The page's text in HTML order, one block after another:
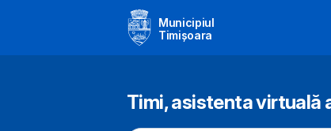
Municipiul
Timișoara
Timi, asistenta virtuală